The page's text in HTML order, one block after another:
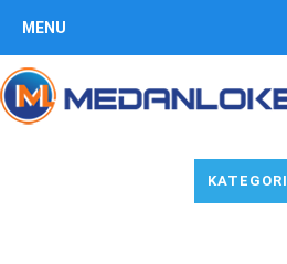
MENU
KATEGORI